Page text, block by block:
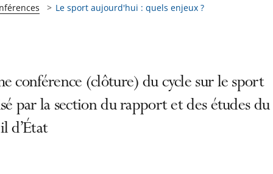
Le sport aujourd'hui : quels enjeux ?
conférence (clôture) du cycle sur le sport
par la section du rapport et des études du
d’État